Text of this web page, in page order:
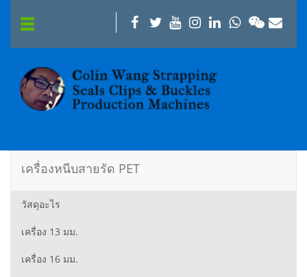
เครื่องหนีบสายรัด PET
วัสดุอะไร
เครื่อง 13 มม.
เครื่อง 16 มม.